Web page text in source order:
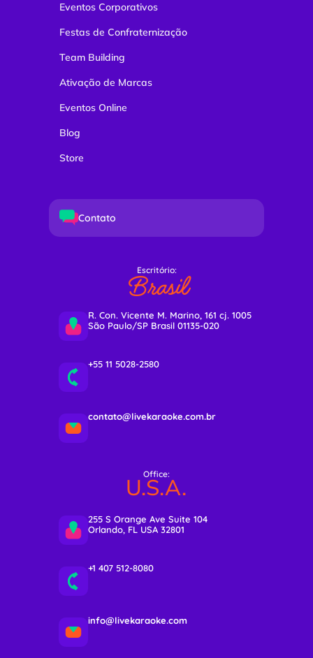
Eventos Corporativos
Festas de Confraternização
Team Building
Ativação de Marcas
Eventos Online
Blog
Store
Contato
Escritório:
Brasil
R. Con. Vicente M. Marino, 161 cj. 1005
São Paulo/SP Brasil 01135-020
+55 11 5028-2580
contato@livekaraoke.com.br
Office:
U.S.A.
255 S Orange Ave Suite 104
Orlando, FL USA 32801
+1 407 512-8080
info@livekaraoke.com